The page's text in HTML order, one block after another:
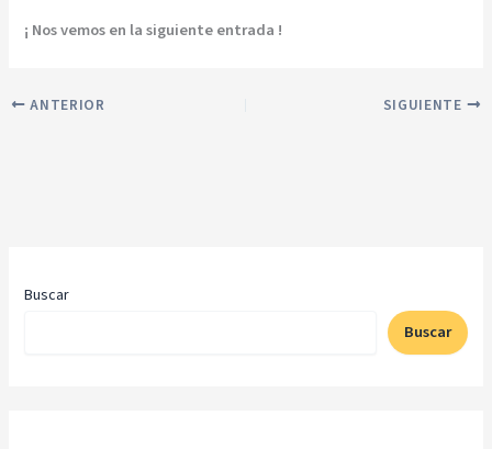
¡ Nos vemos en la siguiente entrada !
ANTERIOR SIGUIENTE
Buscar
Buscar